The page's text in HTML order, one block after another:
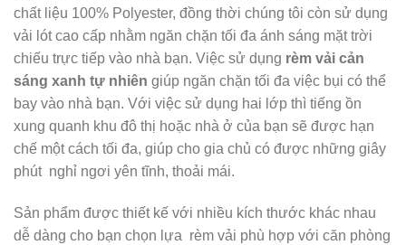
chất liệu 100% Polyester, đồng thời chúng tôi còn sử dụng
vải lót cao cấp nhằm ngăn chặn tối đa ánh sáng mặt trời
chiếu trực tiếp vào nhà bạn. Việc sử dụng rèm vải cản
sáng xanh tự nhiên giúp ngăn chặn tối đa việc bụi có thể
bay vào nhà bạn. Với việc sử dụng hai lớp thì tiếng ồn
xung quanh khu đô thị hoặc nhà ở của bạn sẽ được hạn
chế một cách tối đa, giúp cho gia chủ có được những giây
phút nghỉ ngơi yên tĩnh, thoải mái.
Sản phẩm được thiết kế với nhiều kích thước khác nhau
dễ dàng cho bạn chọn lựa rèm vải phù hợp với căn phòng